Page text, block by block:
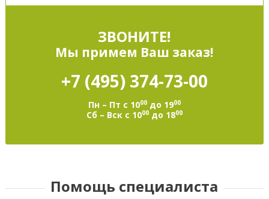
ЗВОНИТЕ!
Мы примем Ваш заказ!
+7 (495) 374-73-00
Пн – Пт с 1000до 1900
Сб – Вск с 1000до 1800
Помощь специалиста